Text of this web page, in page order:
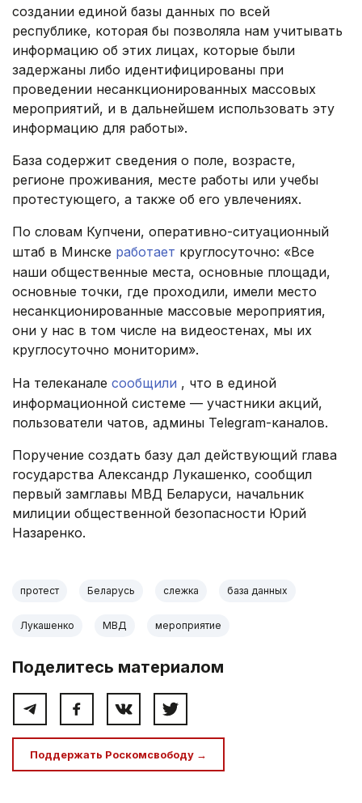
создании единой базы данных по всей
республике, которая бы позволяла нам учитывать
информацию об этих лицах, которые были
задержаны либо идентифицированы при
проведении несанкционированных массовых
мероприятий, и в дальнейшем использовать эту
информацию для работы».
База содержит сведения о поле, возрасте,
регионе проживания, месте работы или учебы
протестующего, а также об его увлечениях.
По словам Купчени, оперативно-ситуационный
штаб в Минске работает круглосуточно: «Все
наши общественные места, основные площади,
основные точки, где проходили, имели место
несанкционированные массовые мероприятия,
они у нас в том числе на видеостенах, мы их
круглосуточно мониторим».
На телеканале сообщили , что в единой
информационной системе — участники акций,
пользователи чатов, админы Telegram-каналов.
Поручение создать базу дал действующий глава
государства Александр Лукашенко, сообщил
первый замглавы МВД Беларуси, начальник
милиции общественной безопасности Юрий
Назаренко.
протест Беларусь слежка база данных
Лукашенко МВД мероприятие
Поделитесь материалом
Поддержать Роскомсвободу →